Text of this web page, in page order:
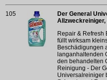
105
Der General
Allzweckreiniger,
Repair & Refresh
füllt wirksam
Beschädigungen
langanhaltenden
den behandelten
Reinigung - Der
Universalreiniger